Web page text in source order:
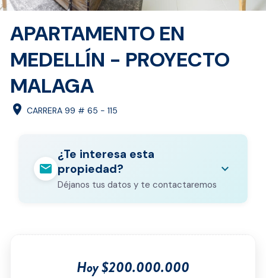
APARTAMENTO EN
MEDELLÍN - PROYECTO
MALAGA
location_on CARRERA 99 # 65 - 115
mail
¿Te interesa esta
propiedad?
Déjanos tus datos y te contactaremos
expand_more
Hoy $200.000.000